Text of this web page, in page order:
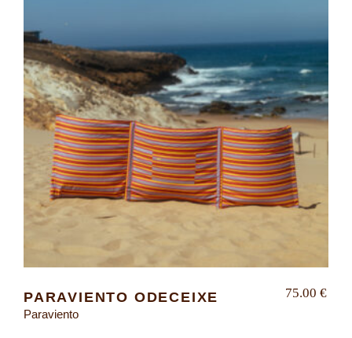
PARAVIENTO ODECEIXE
Paraviento
75.00 €